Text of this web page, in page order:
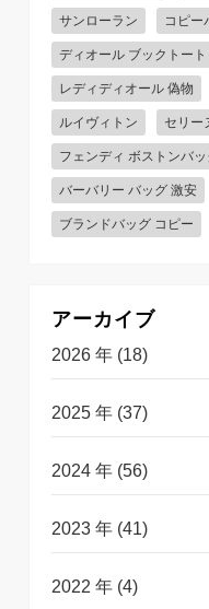
サンローラン コピー
ディオール ブックトート
レディディオール 偽物
ルイヴィトン セリー
フェンディ ボストンバ
バーバリー バッグ 激安
ブランドバッグ コピー
アーカイブ
2026 年 (18)
2025 年 (37)
2024 年 (56)
2023 年 (41)
2022 年 (4)